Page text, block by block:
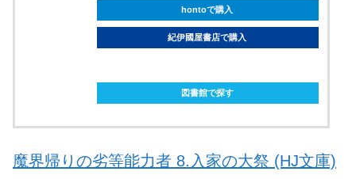
hontoで購入
紀伊國屋書店で購入
図書館で探す
魔界帰りの劣等能力者 8.入家の大祭 (HJ文庫)